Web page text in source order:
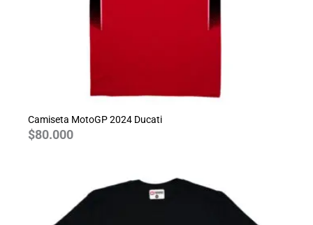
Camiseta MotoGP 2024 Ducati
$80.000